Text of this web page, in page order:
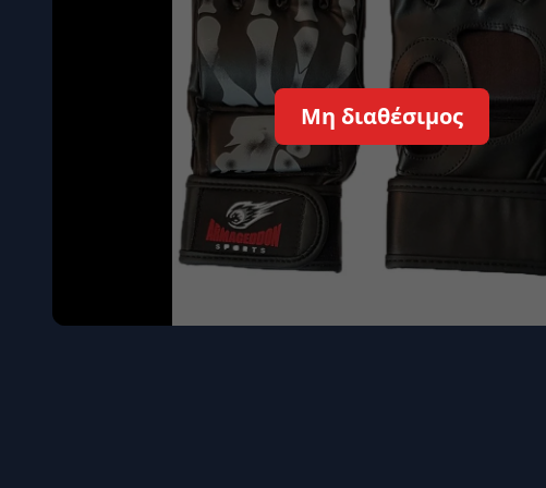
Διεγερτικά
Τεστοστερόνης
Μη διαθέσιμος
Επιστροφή